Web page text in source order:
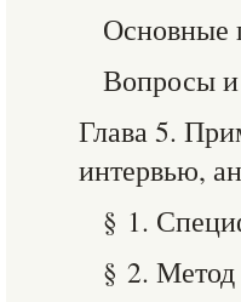
Основные
Вопросы и
Глава 5.
интервью,
§ 1.
§ 2.